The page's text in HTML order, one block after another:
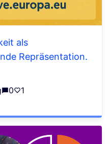
als
Repräsentation.
0 1